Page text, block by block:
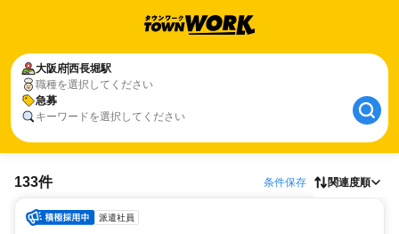
大阪府西長堀駅
職種を選択してください
急募
キーワードを選択してください
133件 条件保存 関連度順
派遣社員